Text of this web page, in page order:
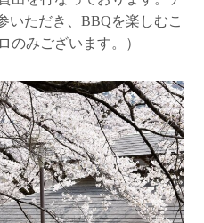
いただき、BBQを楽しむこ
のみございます。）